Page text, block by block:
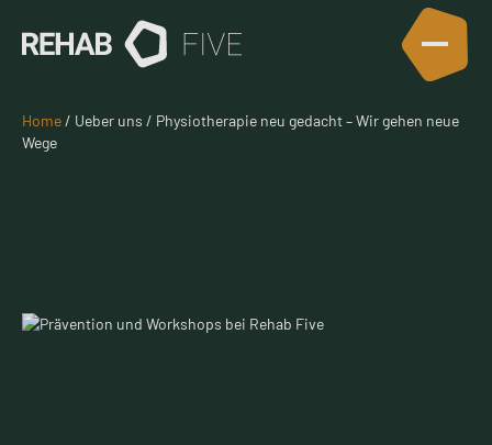
Home / Ueber uns / Physiotherapie neu gedacht – Wir gehen neue
Wege